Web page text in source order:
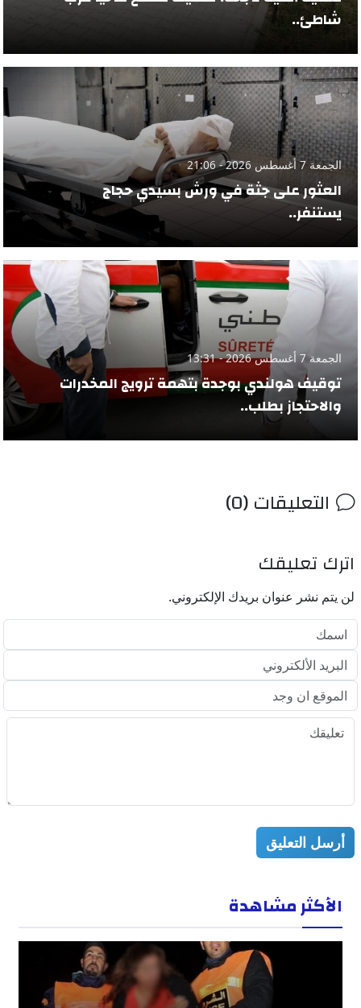
شاطئ..
الجمعة 7 أغسطس 2026 - 21:06
العثور على جثة في ورش بسيدي حجاج
يستنفر..
الجمعة 7 أغسطس 2026 - 13:31
توقيف هولندي بوجدة بتهمة ترويج المخدرات
والاحتجاز بطلب..
التعليقات (0)
اترك تعليقك
لن يتم نشر عنوان بريدك الإلكتروني.
أرسل التعليق
الأكثر مشاهدة